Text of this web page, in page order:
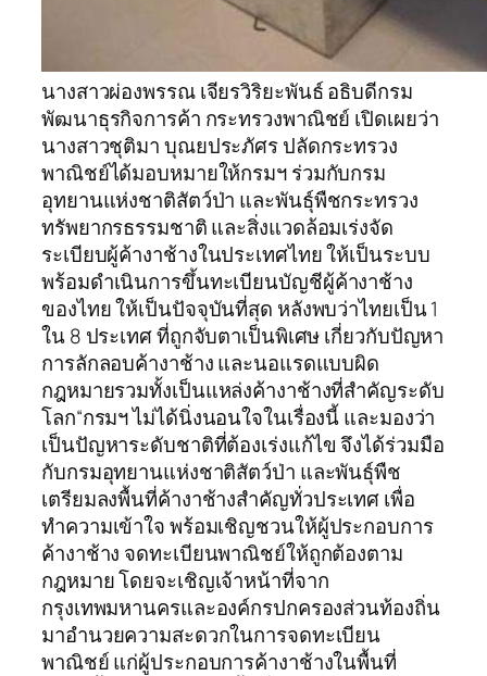
นางสาวผ่องพรรณ เจียรวิริยะพันธ์ อธิบดีกรม
พัฒนาธุรกิจการค้า กระทรวงพาณิชย์ เปิดเผยว่า
นางสาวชุติมา บุณยประภัศร ปลัดกระทรวง
พาณิชย์ได้มอบหมายให้กรมฯ ร่วมกับกรม
อุทยานแห่งชาติสัตว์ป่า และพันธุ์พืชกระทรวง
ทรัพยากรธรรมชาติ และสิ่งแวดล้อมเร่งจัด
ระเบียบผู้ค้างาช้างในประเทศไทย ให้เป็นระบบ
พร้อมดำเนินการขึ้นทะเบียนบัญชีผู้ค้างาช้าง
ของไทย ให้เป็นปัจจุบันที่สุด หลังพบว่าไทยเป็น 1
ใน 8 ประเทศ ที่ถูกจับตาเป็นพิเศษ เกี่ยวกับปัญหา
การลักลอบค้างาช้าง และนอแรดแบบผิด
กฎหมายรวมทั้งเป็นแหล่งค้างาช้างที่สำคัญระดับ
โลก“กรมฯ ไม่ได้นิ่งนอนใจในเรื่องนี้ และมองว่า
เป็นปัญหาระดับชาติที่ต้องเร่งแก้ไข จึงได้ร่วมมือ
กับกรมอุทยานแห่งชาติสัตว์ป่า และพันธุ์พืช
เตรียมลงพื้นที่ค้างาช้างสำคัญทั่วประเทศ เพื่อ
ทำความเข้าใจ พร้อมเชิญชวนให้ผู้ประกอบการ
ค้างาช้าง จดทะเบียนพาณิชย์ให้ถูกต้องตาม
กฎหมาย โดยจะเชิญเจ้าหน้าที่จาก
กรุงเทพมหานครและองค์กรปกครองส่วนท้องถิ่น
มาอำนวยความสะดวกในการจดทะเบียน
พาณิชย์ แก่ผู้ประกอบการค้างาช้างในพื้นที่